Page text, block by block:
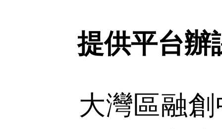
提供平台辦
大灣區融創